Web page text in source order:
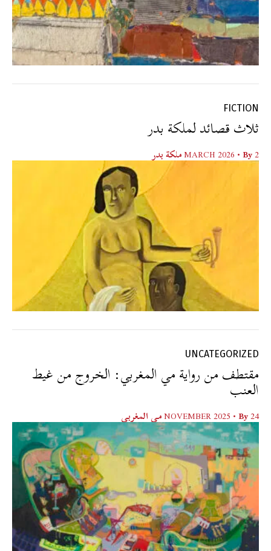
FICTION
ثلاث قصائد لملكة بدر
2 MARCH 2026
• By ملكة بدر
UNCATEGORIZED
مقتطف من رواية مي المغربي: الخروج من غيط
العنب
24 NOVEMBER 2025
• By مي المغربي